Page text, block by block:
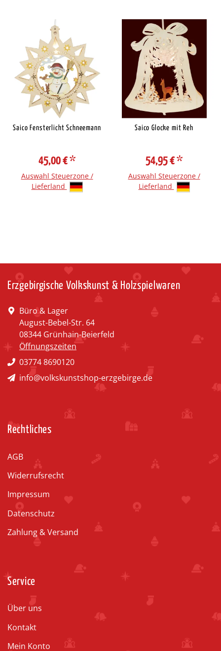
Saico Fensterlicht Schneemann
45,00 €*
Auswahl Steuerzone /
Lieferland
Saico Glocke mit Reh
54,95 €*
Auswahl Steuerzone /
Lieferland
Erzgebirgische Volkskunst & Holzspielwaren
Büro & Lager
August-Bebel-Str. 64
08344 Grünhain-Beierfeld
Öffnungszeiten
03774 8690120
info@volkskunstshop-erzgebirge.de
Rechtliches
AGB
Widerrufsrecht
Impressum
Datenschutz
Zahlung & Versand
Service
Über uns
Kontakt
Mein Konto